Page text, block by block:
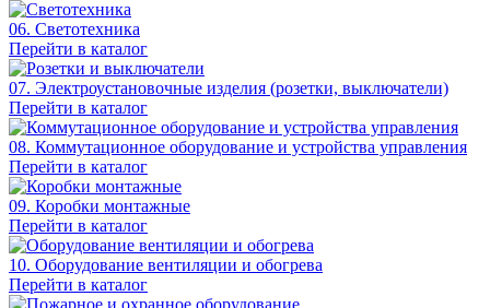
06. Светотехника
Перейти в каталог
07. Электроустановочные изделия (розетки, выключатели)
Перейти в каталог
08. Коммутационное оборудование и устройства управления
Перейти в каталог
09. Коробки монтажные
Перейти в каталог
10. Оборудование вентиляции и обогрева
Перейти в каталог